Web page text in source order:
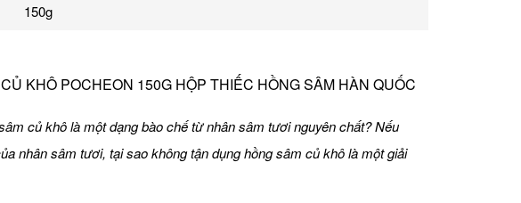
150g
KHÔ POCHEON 150G HỘP THIẾC HỒNG SÂM HÀN QUỐC
củ khô là một dạng bào chế từ nhân sâm tươi nguyên chất? Nếu
nhân sâm tươi, tại sao không tận dụng hồng sâm củ khô là một giải